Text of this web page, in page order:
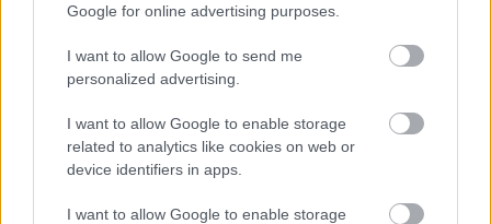
Google for online advertising purposes.
I want to allow Google to send me
personalized advertising.
I want to allow Google to enable storage
related to analytics like cookies on web or
device identifiers in apps.
I want to allow Google to enable storage
πρωθυπουργός Ρόμπερτ Φίτσο